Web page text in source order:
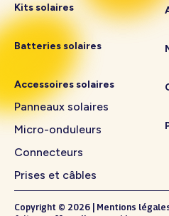
Kits solaires
Batteries solaires
Accessoires solaires
Panneaux solaires
Micro-onduleurs
Connecteurs
Prises et câbles
Copyright © 2026 Mentions